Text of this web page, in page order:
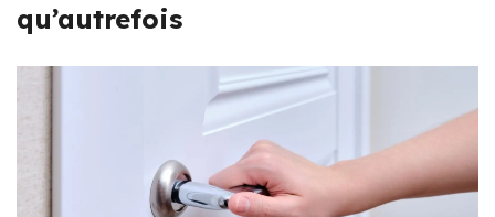
qu’autrefois